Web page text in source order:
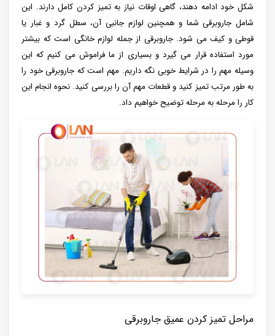
شکل خود ادامه دهند، گاهی اوقات نیاز به تمیز کردن کامل دارند. این
شامل جاروبرقی شما و همچنین لوازم جانبی آن، سطل گرد و غبار یا
قوطی و کیف می شود. جاروبرقی از جمله لوازم خانگی است که بیشتر
مورد استفاده قرار می گیرد و بسیاری از ما فراموش می کنیم که این
وسیله مهم را در شرایط خوبی نگه داریم. مهم است که جاروبرقی خود را
به طور مرتب تمیز کنید و قطعات مهم آن را بررسی کنید. نحوه انجام این
کار را مرحله به مرحله توضیح خواهیم داد.
مراحل تمیز کردن عمیق جاروبرقی